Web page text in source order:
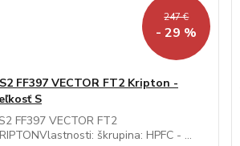
247 €
- 29 %
FF397 VECTOR FT2 Kripton -
S
FF397 VECTOR FT2
škrupina: HPFC - ...